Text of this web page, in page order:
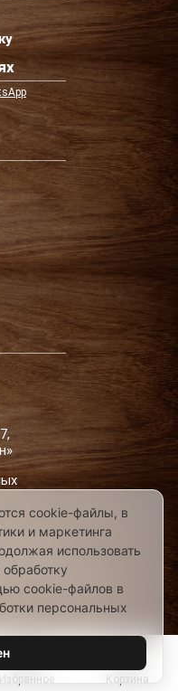
рыбы и
офертой
Избранное Корзина
cookie-файлы, в
и маркетинга
использовать
cookie-файлов в
персональных